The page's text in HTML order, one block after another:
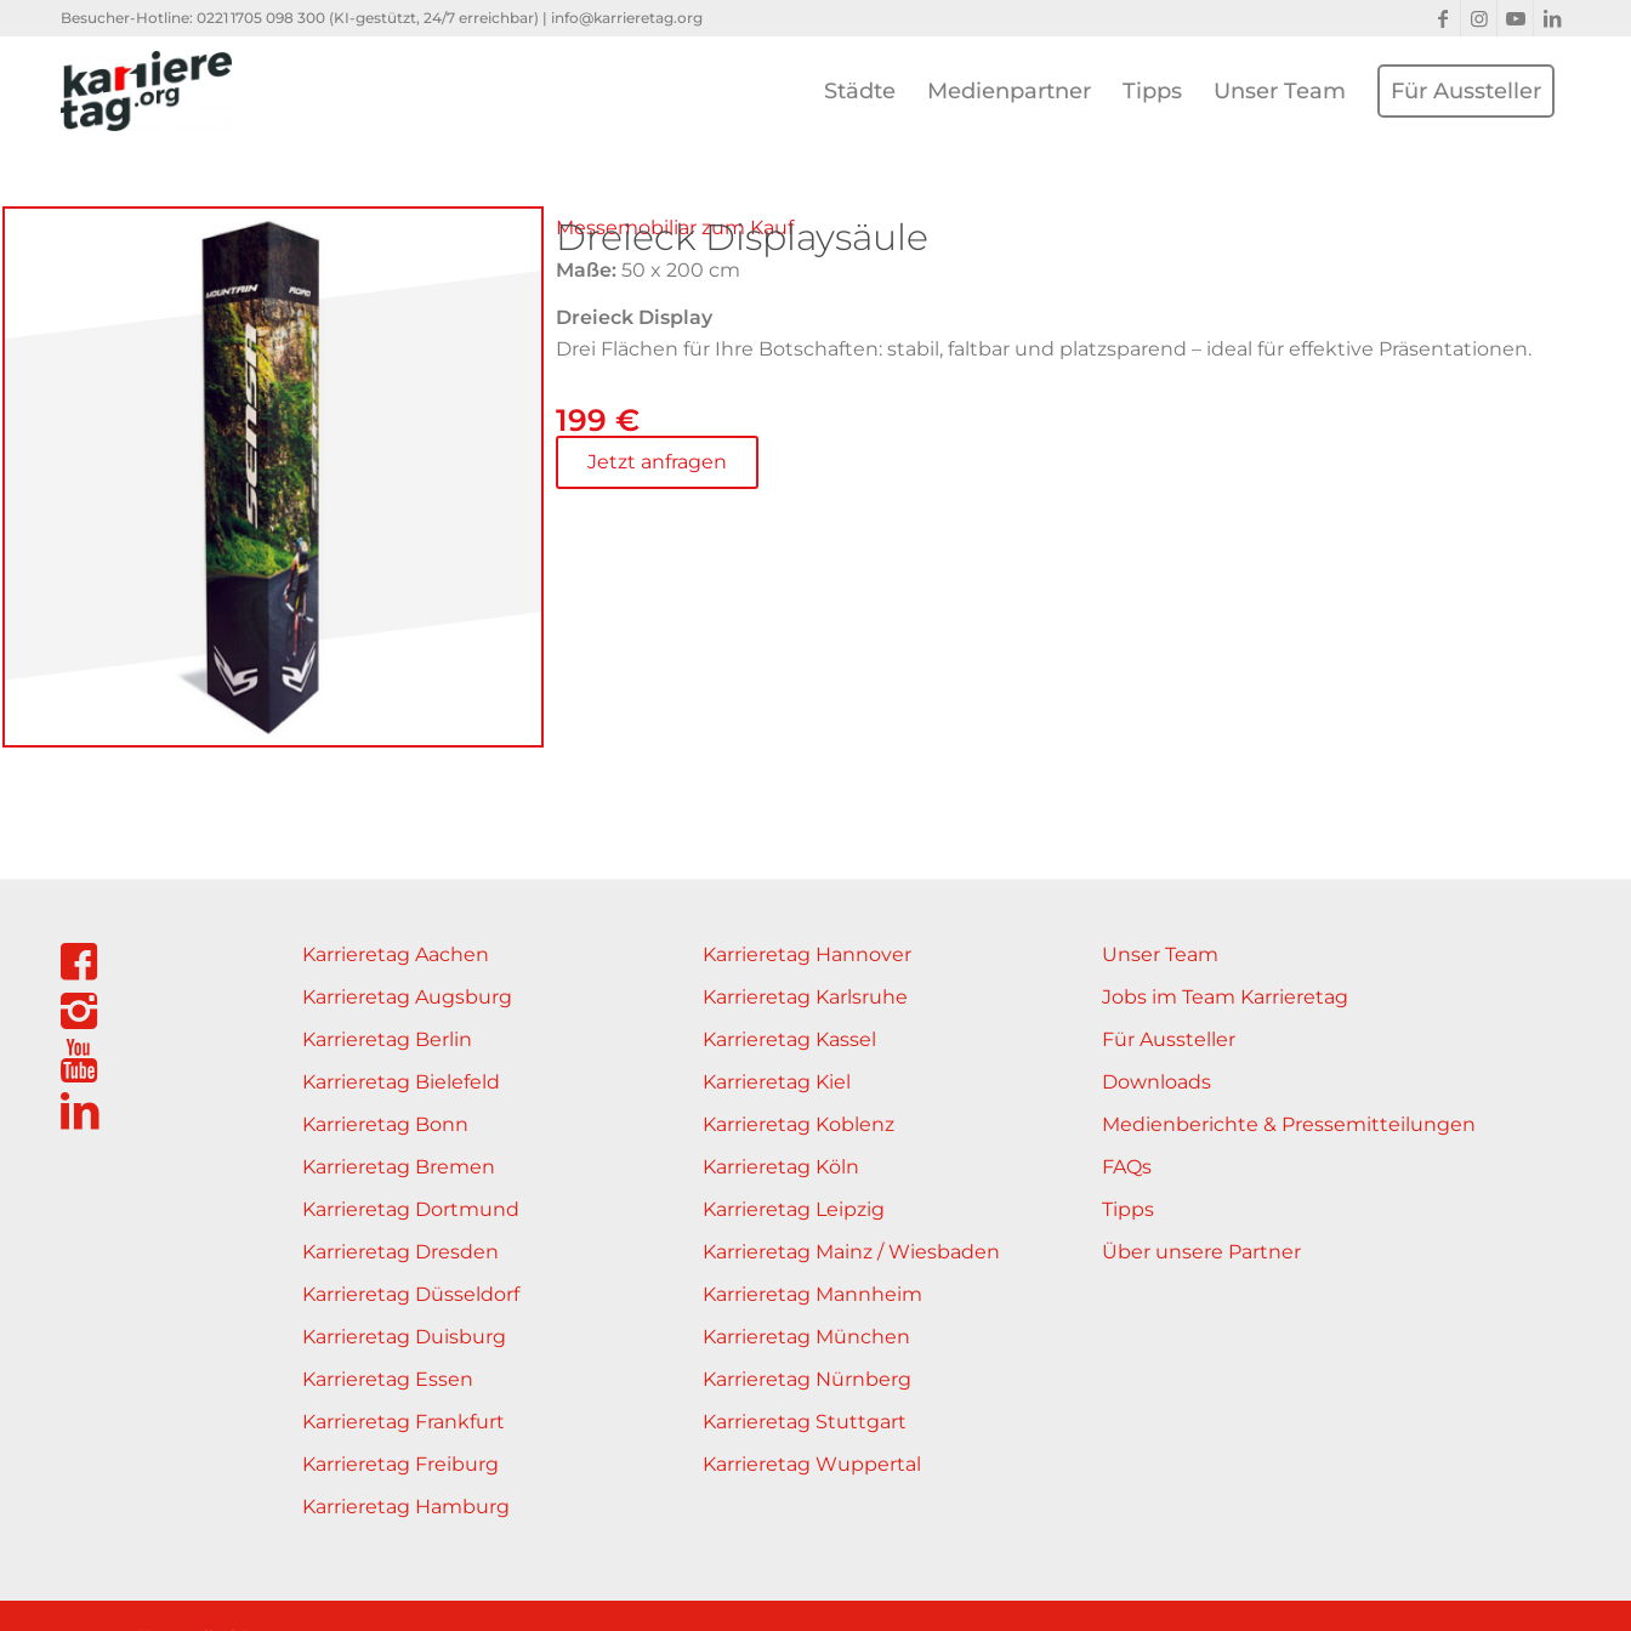
Besucher-Hotline: 0221 1705 098 300 (KI-gestützt, 24/7 erreichbar) | info@karrieretag.org
Städte Medienpartner Tipps Unser Team Für Aussteller
Messemobiliar zum Kauf
Dreieck Displaysäule
Maße: 50 x 200 cm
Dreieck Display
Drei Flächen für Ihre Botschaften: stabil, faltbar und platzsparend – ideal für effektive Präsentationen.
199 €
Jetzt anfragen
Karrieretag Aachen
Karrieretag Augsburg
Karrieretag Berlin
Karrieretag Bielefeld
Karrieretag Bonn
Karrieretag Bremen
Karrieretag Dortmund
Karrieretag Dresden
Karrieretag Düsseldorf
Karrieretag Duisburg
Karrieretag Essen
Karrieretag Frankfurt
Karrieretag Freiburg
Karrieretag Hamburg
Karrieretag Hannover
Karrieretag Karlsruhe
Karrieretag Kassel
Karrieretag Kiel
Karrieretag Koblenz
Karrieretag Köln
Karrieretag Leipzig
Karrieretag Mainz / Wiesbaden
Karrieretag Mannheim
Karrieretag München
Karrieretag Nürnberg
Karrieretag Stuttgart
Karrieretag Wuppertal
Unser Team
Jobs im Team Karrieretag
Für Aussteller
Downloads
Medienberichte & Pressemitteilungen
FAQs
Tipps
Über unsere Partner